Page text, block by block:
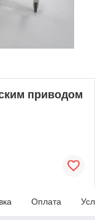
приводом
Оплата